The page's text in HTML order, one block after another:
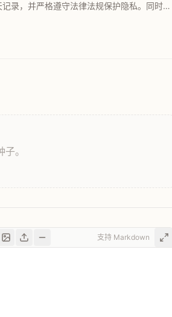
录，并严格遵守法律法规保护隐私。同时建
。
支持 Markdown